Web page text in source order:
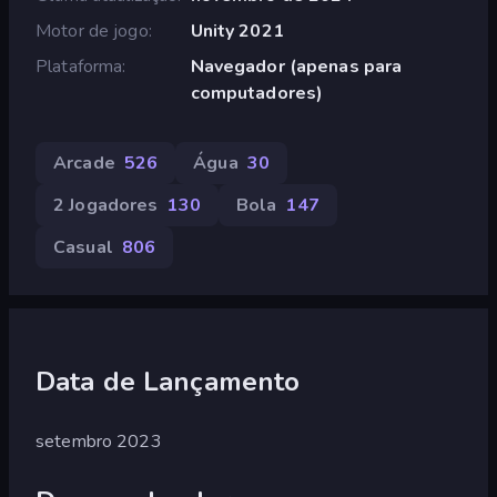
Motor de jogo
Unity 2021
Plataforma
Navegador (apenas para
computadores)
Arcade 526 Água 30
2 Jogadores 130 Bola 147
Casual 806
Data de Lançamento
setembro 2023